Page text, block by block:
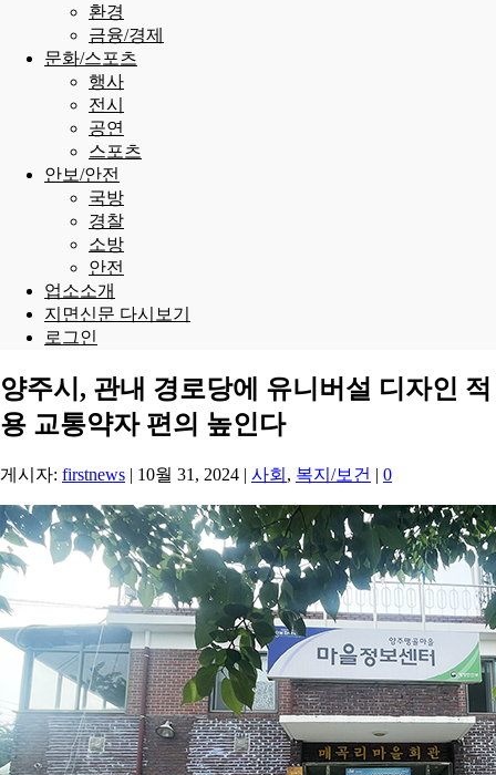
환경
금융/경제
문화/스포츠
행사
전시
공연
스포츠
안보/안전
국방
경찰
소방
안전
업소소개
지면신문 다시보기
로그인
양주시, 관내 경로당에 유니버설 디자인 적
용 교통약자 편의 높인다
게시자: firstnews | 10월 31, 2024 | 사회 , 복지/보건 | 0